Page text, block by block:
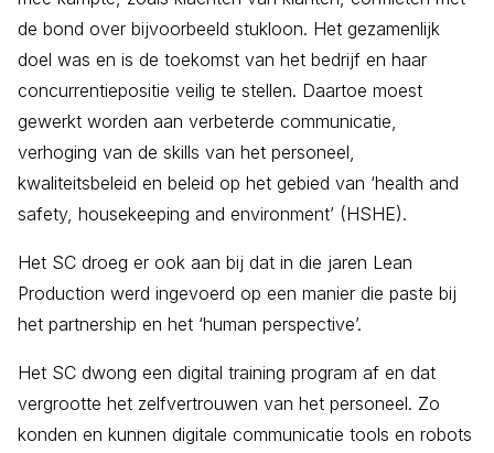
de bond over bijvoorbeeld stukloon. Het gezamenlijk
doel was en is de toekomst van het bedrijf en haar
concurrentiepositie veilig te stellen. Daartoe moest
gewerkt worden aan verbeterde communicatie,
verhoging van de skills van het personeel,
kwaliteitsbeleid en beleid op het gebied van ‘health and
safety, housekeeping and environment’ (HSHE).
Het SC droeg er ook aan bij dat in die jaren Lean
Production werd ingevoerd op een manier die paste bij
het partnership en het ‘human perspective’.
Het SC dwong een digital training program af en dat
vergrootte het zelfvertrouwen van het personeel. Zo
konden en kunnen digitale communicatie tools en robots